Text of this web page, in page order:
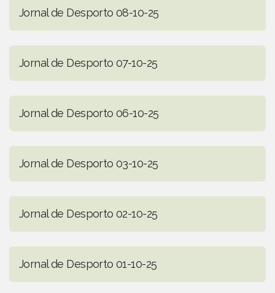
Jornal de Desporto 08-10-25
Jornal de Desporto 07-10-25
Jornal de Desporto 06-10-25
Jornal de Desporto 03-10-25
Jornal de Desporto 02-10-25
Jornal de Desporto 01-10-25